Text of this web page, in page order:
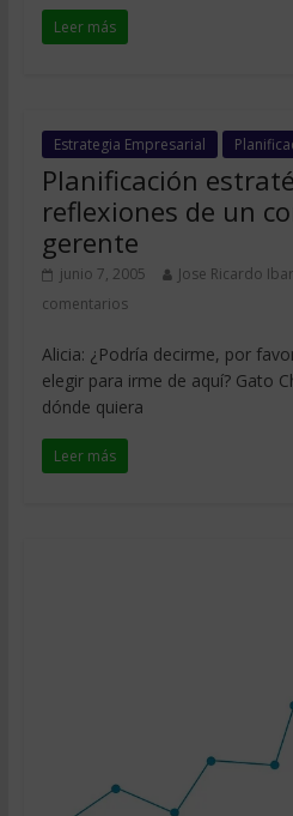
Leer más
Estrategia Empresarial
Planificación
reflexiones de un
gerente
junio 7, 2005 Jose Ricardo
comentarios
Alicia: ¿Podría decirme, por
elegir para irme de aquí? Gato
dónde quiera
Leer más